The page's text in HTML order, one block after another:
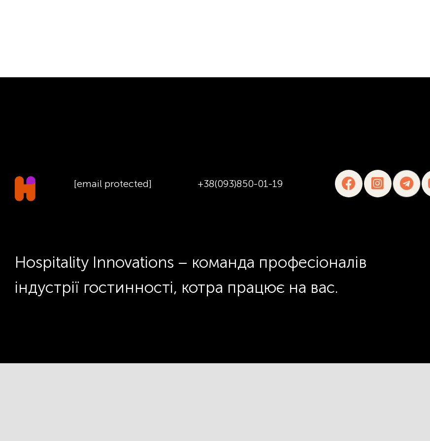
[email protected] +38(093)850-01-19
Hospitality Innovations – команда професіоналів
індустрії гостинності, котра працює на вас.